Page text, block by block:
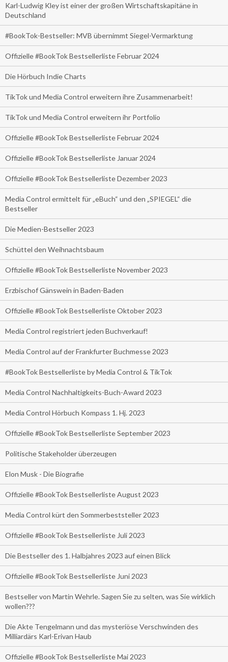
Karl-Ludwig Kley ist einer der großen Wirtschaftskapitäne in
Deutschland
#BookTok-Bestseller: MVB übernimmt Siegel-Vermarktung
Offizielle #BookTok Bestsellerliste Februar 2024
Die Hörbuch Indie Charts
TikTok und Media Control erweitern ihre Zusammenarbeit!
TikTok und Media Control erweitern ihr Portfolio
Offizielle #BookTok Bestsellerliste Februar 2024
Offizielle #BookTok Bestsellerliste Januar 2024
Offizielle #BookTok Bestsellerliste Dezember 2023
Media Control ermittelt für „eBuch“ und den „SPIEGEL“ die
Bestseller
Die Medien-Bestseller 2023
Schüttel den Weihnachtsbaum
Offizielle #BookTok Bestsellerliste November 2023
Erzbischof Gänswein in Baden-Baden
Offizielle #BookTok Bestsellerliste Oktober 2023
Media Control registriert jeden Buchverkauf!
Media Control auf der Frankfurter Buchmesse 2023
#BookTok Bestsellerliste by Media Control & TikTok
Media Control Nachhaltigkeits-Buch-Award 2023
Media Control Hörbuch Kompass 1. Hj. 2023
Offizielle #BookTok Bestsellerliste September 2023
Politische Stakeholder überzeugen
Elon Musk - Die Biografie
Offizielle #BookTok Bestsellerliste August 2023
Media Control kürt den Sommerbeststeller 2023
Offizielle #BookTok Bestsellerliste Juli 2023
Die Bestseller des 1. Halbjahres 2023 auf einen Blick
Offizielle #BookTok Bestsellerliste Juni 2023
Bestseller von Martin Wehrle. Sagen Sie zu selten, was Sie wirklich
wollen???
Die Akte Tengelmann und das mysteriöse Verschwinden des
Milliardärs Karl-Erivan Haub
Offizielle #BookTok Bestsellerliste Mai 2023